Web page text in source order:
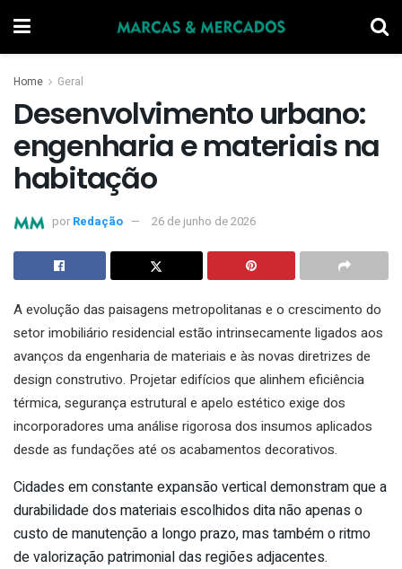
Home Geral
Desenvolvimento urbano:
engenharia e materiais na
habitação
por Redação 26 de junho de 2026
A evolução das paisagens metropolitanas e o crescimento do
setor imobiliário residencial estão intrinsecamente ligados aos
avanços da engenharia de materiais e às novas diretrizes de
design construtivo. Projetar edifícios que alinhem eficiência
térmica, segurança estrutural e apelo estético exige dos
incorporadores uma análise rigorosa dos insumos aplicados
desde as fundações até os acabamentos decorativos.
Cidades em constante expansão vertical demonstram que a
durabilidade dos materiais escolhidos dita não apenas o
custo de manutenção a longo prazo, mas também o ritmo
de valorização patrimonial das regiões adjacentes.